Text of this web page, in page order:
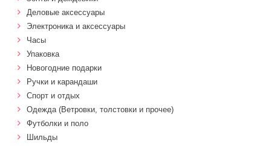
Деловые аксессуары
Электроника и аксессуары
Часы
Упаковка
Новогодние подарки
Ручки и карандаши
Спорт и отдых
Одежда (Ветровки, толстовки и прочее)
Футболки и поло
Шильды